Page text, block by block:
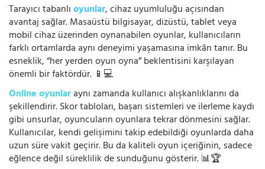
Tarayıcı tabanlıoyunlar, cihaz uyumluluğu açısından
avantaj sağlar. Masaüstü bilgisayar, dizüstü, tablet veya
mobil cihaz üzerinden oynanabilen oyunlar, kullanıcıların
farklı ortamlarda aynı deneyimi yaşamasına imkân tanır. Bu
esneklik, “her yerden oyun oyna” beklentisini karşılayan
önemli bir faktördür. 📱💻
Online oyunlaraynı zamanda kullanıcı alışkanlıklarını da
şekillendirir. Skor tabloları, başarı sistemleri ve ilerleme kaydı
gibi unsurlar, oyuncuların oyunlara tekrar dönmesini sağlar.
Kullanıcılar, kendi gelişimini takip edebildiği oyunlarda daha
uzun süre vakit geçirir. Bu da kaliteli oyun içeriğinin, sadece
eğlence değil süreklilik de sunduğunu gösterir. 📊🏆